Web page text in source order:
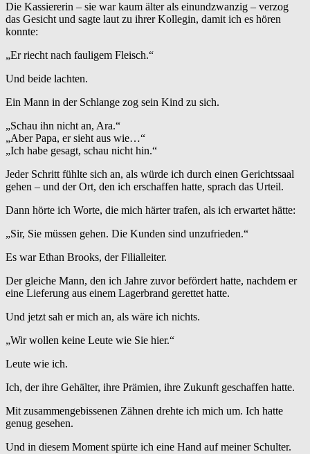
Die Kassiererin – sie war kaum älter als einundzwanzig – verzog
das Gesicht und sagte laut zu ihrer Kollegin, damit ich es hören
konnte:
„Er riecht nach fauligem Fleisch.“
Und beide lachten.
Ein Mann in der Schlange zog sein Kind zu sich.
„Schau ihn nicht an, Ara.“
„Aber Papa, er sieht aus wie…“
„Ich habe gesagt, schau nicht hin.“
Jeder Schritt fühlte sich an, als würde ich durch einen Gerichtssaal
gehen – und der Ort, den ich erschaffen hatte, sprach das Urteil.
Dann hörte ich Worte, die mich härter trafen, als ich erwartet hätte:
„Sir, Sie müssen gehen. Die Kunden sind unzufrieden.“
Es war Ethan Brooks, der Filialleiter.
Der gleiche Mann, den ich Jahre zuvor befördert hatte, nachdem er
eine Lieferung aus einem Lagerbrand gerettet hatte.
Und jetzt sah er mich an, als wäre ich nichts.
„Wir wollen keine Leute wie Sie hier.“
Leute wie ich.
Ich, der ihre Gehälter, ihre Prämien, ihre Zukunft geschaffen hatte.
Mit zusammengebissenen Zähnen drehte ich mich um. Ich hatte
genug gesehen.
Und in diesem Moment spürte ich eine Hand auf meiner Schulter.